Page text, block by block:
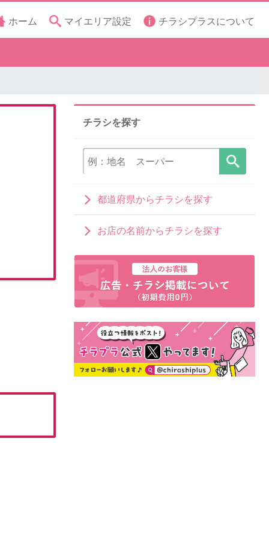
ホーム マイエリア設定 チラシプラスについて
チラシを探す
都道府県からチラシを探す
お店の名前からチラシを探す